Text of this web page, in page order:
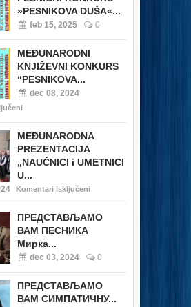
»PESNIKOVA DUŠA«...
feb 15, 2025 0
MEĐUNARODNI
KNJIŽEVNI KONKURS
“PESNIKOVA...
dec 08, 2024
MEĐUNARODNA
PREZENTACIJA
„NAUČNICI i UMETNICI
U...
Komentari isključeni
ПРЕДСТАВЉАМО
ВАМ ПЕСНИКА
Мирка...
dec 03, 2024 0
ПРЕДСТАВЉАМО
ВАМ СИМПАТИЧНУ...